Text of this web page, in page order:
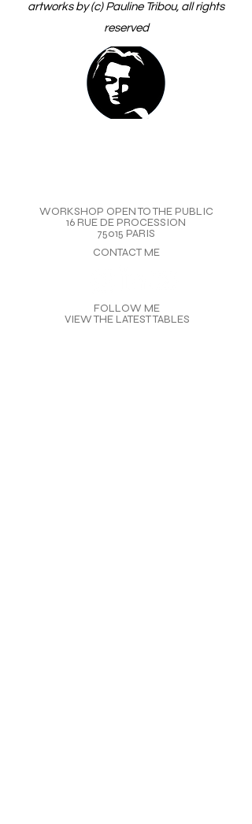
artworks by (c) Pauline Tribou, all rights
reserved
WORKSHOP OPEN TO THE PUBLIC
16 RUE DE PROCESSION
75015 PARIS
CONTACT ME
FOLLOW ME
VIEW THE LATEST TABLES